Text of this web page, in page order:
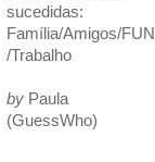
sucedidas:
Família/Amigos/FUN
/Trabalho
by Paula
(GuessWho)